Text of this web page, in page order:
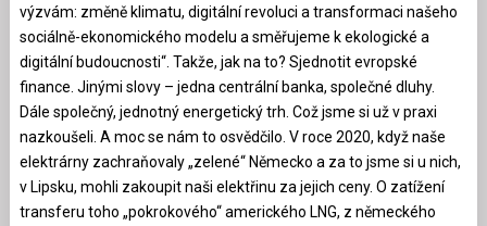
výzvám: změně klimatu, digitální revoluci a transformaci našeho
sociálně-ekonomického modelu a směřujeme k ekologické a
digitální budoucnosti“. Takže, jak na to? Sjednotit evropské
finance. Jinými slovy – jedna centrální banka, společné dluhy.
Dále společný, jednotný energetický trh. Což jsme si už v praxi
nazkoušeli. A moc se nám to osvědčilo. V roce 2020, když naše
elektrárny zachraňovaly „zelené“ Německo a za to jsme si u nich,
v Lipsku, mohli zakoupit naši elektřinu za jejich ceny. O zatížení
transferu toho „pokrokového“ amerického LNG, z německého